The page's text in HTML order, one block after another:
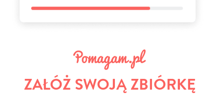
ZAŁÓŻ SWOJĄ ZBIÓRKĘ